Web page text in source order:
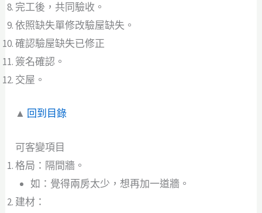
完工後，共同驗收。
依照缺失單修改驗屋缺失。
確認驗屋缺失已修正
簽名確認。
交屋。
▲ 回到目錄
可客變項目
格局：隔間牆。
如：覺得兩房太少，想再加一道牆。
建材：